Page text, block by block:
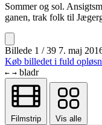
Sommer og sol.
ganen, trak folk til
Billede 1 / 39 7. maj
Køb billedet i fuld
← → bladr
Filmstrip Vis alle